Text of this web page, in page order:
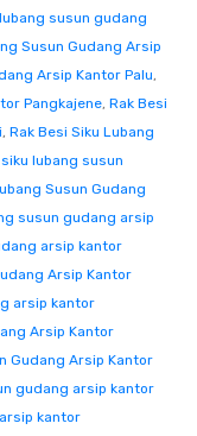
susun gudang
Susun Gudang Arsip
Arsip Kantor Palu,
Pangkajene, Rak Besi
, Rak Besi Siku Lubang
lubang susun
Susun Gudang
susun gudang arsip
arsip kantor
Arsip Kantor
arsip kantor
Arsip Kantor
Gudang Arsip Kantor
gudang arsip kantor
kantor